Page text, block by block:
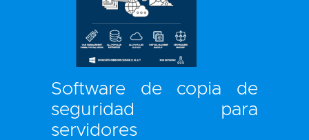
Software de copia de
seguridad para
servidores